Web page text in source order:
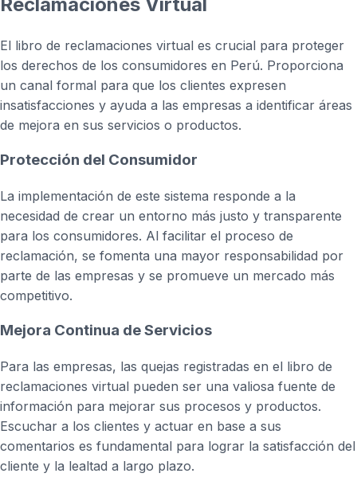
Reclamaciones Virtual
El libro de reclamaciones virtual es crucial para proteger
los derechos de los consumidores en Perú. Proporciona
un canal formal para que los clientes expresen
insatisfacciones y ayuda a las empresas a identificar áreas
de mejora en sus servicios o productos.
Protección del Consumidor
La implementación de este sistema responde a la
necesidad de crear un entorno más justo y transparente
para los consumidores. Al facilitar el proceso de
reclamación, se fomenta una mayor responsabilidad por
parte de las empresas y se promueve un mercado más
competitivo.
Mejora Continua de Servicios
Para las empresas, las quejas registradas en el libro de
reclamaciones virtual pueden ser una valiosa fuente de
información para mejorar sus procesos y productos.
Escuchar a los clientes y actuar en base a sus
comentarios es fundamental para lograr la satisfacción del
cliente y la lealtad a largo plazo.